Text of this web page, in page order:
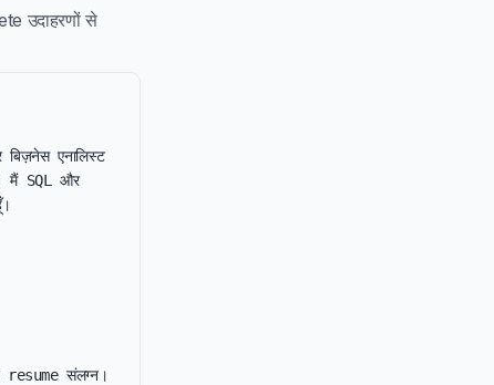
उदाहरणों से
एनालिस्ट
मैं SQL और
संलग्न।